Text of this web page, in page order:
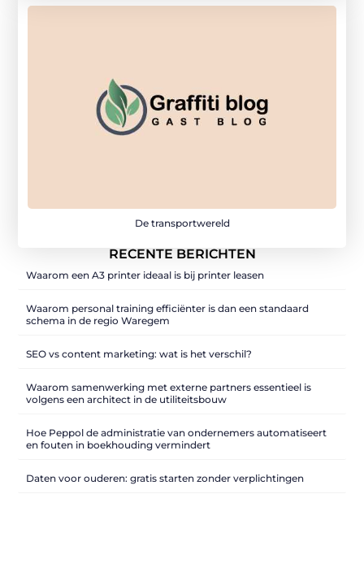
De transportwereld
RECENTE BERICHTEN
Waarom een A3 printer ideaal is bij printer leasen
Waarom personal training efficiënter is dan een standaard
schema in de regio Waregem
SEO vs content marketing: wat is het verschil?
Waarom samenwerking met externe partners essentieel is
volgens een architect in de utiliteitsbouw
Hoe Peppol de administratie van ondernemers automatiseert
en fouten in boekhouding vermindert
Daten voor ouderen: gratis starten zonder verplichtingen